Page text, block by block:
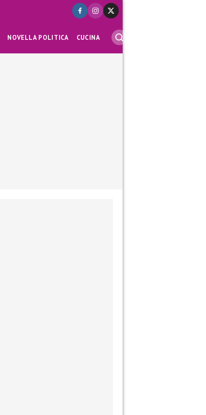
NOVELLA POLITICA CUCINA